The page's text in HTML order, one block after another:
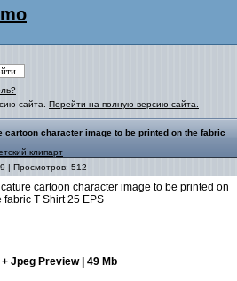
сайта. Перейти на полную версию сайта.
character image to be printed on the fabric
клипарт
| Просмотров: 512
Jpeg Preview | 49 Mb